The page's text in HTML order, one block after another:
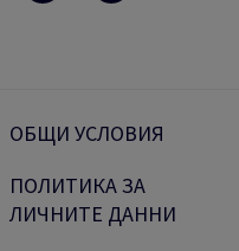
ОБЩИ УСЛОВИЯ
ПОЛИТИКА ЗА
ЛИЧНИТЕ ДАННИ